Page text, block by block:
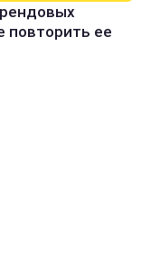
повторить ее